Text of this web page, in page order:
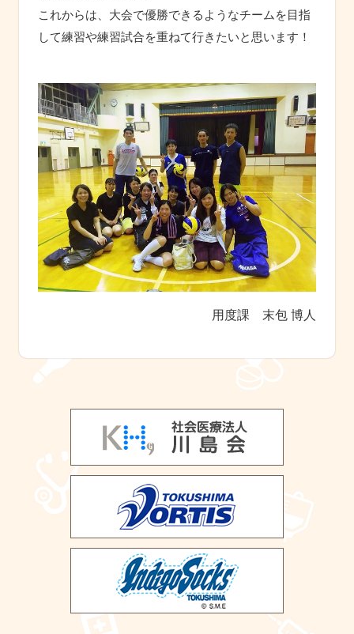
これからは、大会で優勝できるようなチームを目指
して練習や練習試合を重ねて行きたいと思います！
用度課 末包 博人